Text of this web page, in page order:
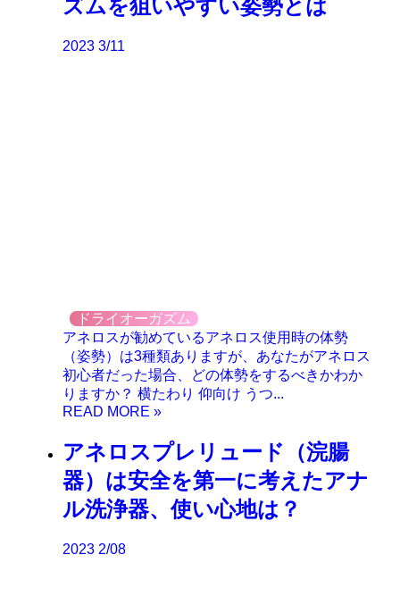
ズムを狙いやすい姿勢とは
2023 3/11
ドライオーガズム
アネロスが勧めているアネロス使用時の体勢
（姿勢）は3種類ありますが、あなたがアネロス
初心者だった場合、どの体勢をするべきかわか
りますか？ 横たわり 仰向け うつ...
アネロスプレリュード（浣腸
器）は安全を第一に考えたアナ
ル洗浄器、使い心地は？
2023 2/08